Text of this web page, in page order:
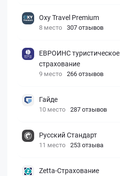
Oxy Travel Premium
8 место 307 отзывов
ЕВРОИНС туристическое
страхование
9 место 266 отзывов
Гайде
10 место 287 отзывов
Русский Стандарт
11 место 253 отзыва
Zetta-Страхование